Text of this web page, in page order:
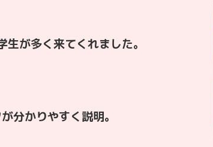
が多く来てくれました。
分かりやすく説明。